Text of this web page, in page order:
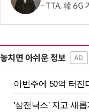
TTA, 韓 6G
놓치면 아쉬운 정보 AD